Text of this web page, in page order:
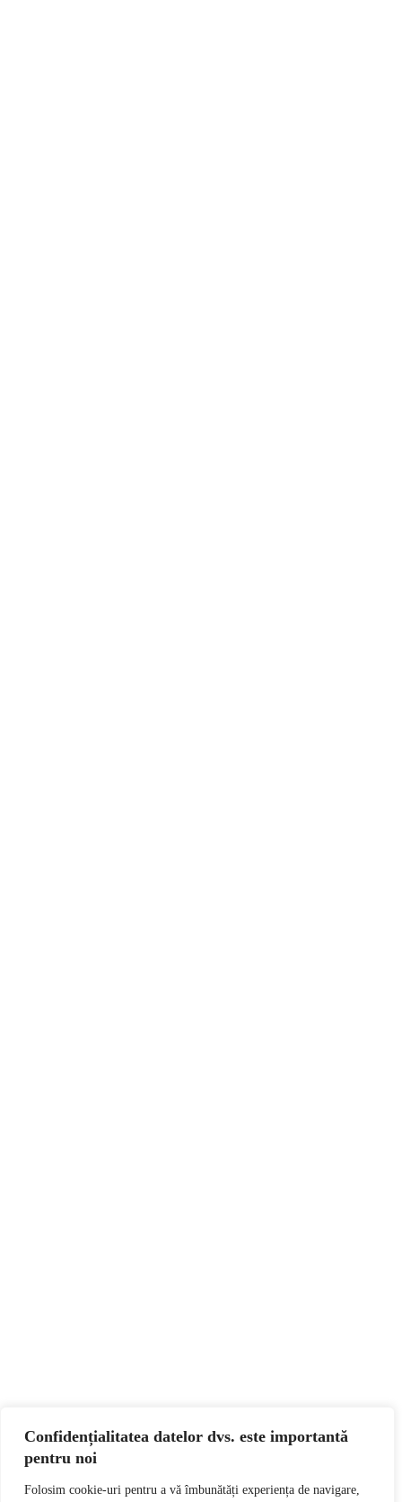
Confidențialitatea datelor dvs. este importantă
pentru noi
Folosim cookie-uri pentru a vă îmbunătăți experiența de navigare,